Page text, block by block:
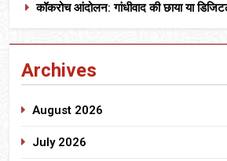
कॉकरोच आंदोलन: गांधीवाद की छाया या
Archives
August 2026
July 2026